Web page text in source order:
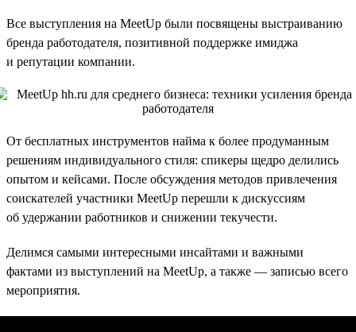
Все выступления на MeetUp были посвящены выстраиванию
бренда работодателя, позитивной поддержке имиджа
и репутации компании.
От бесплатных инструментов найма к более продуманным
решениям индивидуального стиля: спикеры щедро делились
опытом и кейсами. После обсуждения методов привлечения
соискателей участники MeetUp перешли к дискуссиям
об удержании работников и снижении текучести.
Делимся самыми интересными инсайтами и важными
фактами из выступлений на MeetUp, а также — записью всего
мероприятия.